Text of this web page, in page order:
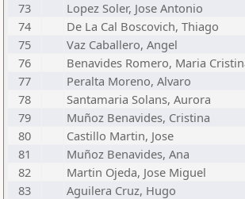
73 Lopez Soler, Jose Antonio
74
De La Cal Boscovich, Thiago
75
Vaz Caballero, Angel
76
Benavides Romero, Maria
77
Peralta Moreno, Alvaro
78
Santamaria Solans, Aurora
79
Muñoz Benavides, Cristina
80
Castillo Martin, Jose
81
Muñoz Benavides, Ana
82
Martin Ojeda, Jose Miguel
83
Aguilera Cruz, Hugo